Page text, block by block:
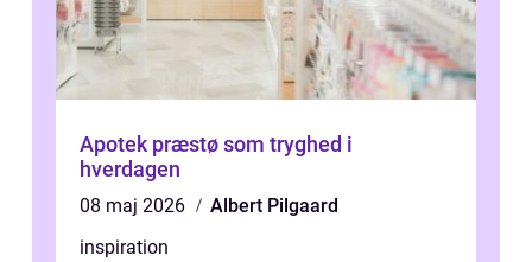
Apotek præstø som tryghed i
hverdagen
08 maj 2026
Albert Pilgaard
inspiration